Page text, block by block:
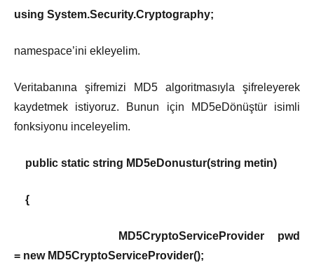
using System.Security.Cryptography;
namespace’ini ekleyelim.
Veritabanına şifremizi MD5 algoritmasıyla şifreleyerek
kaydetmek istiyoruz. Bunun için MD5eDönüştür isimli
fonksiyonu inceleyelim.
public static string MD5eDonustur(string metin)
{
MD5CryptoServiceProvider pwd
= new MD5CryptoServiceProvider();